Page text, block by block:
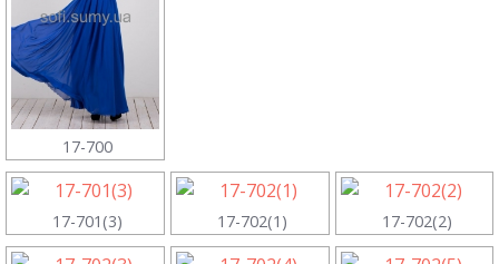
17-700
17-701(3) 17-702(1) 17-702(2)